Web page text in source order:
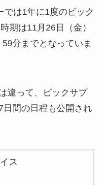
は1年に1度のビック
期は11月26日（金）
分までとなっていま
違って、ビックサプ
日間の日程も公開され
ス